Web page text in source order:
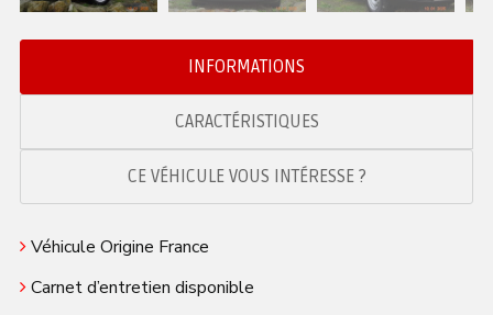
INFORMATIONS
CARACTÉRISTIQUES
CE VÉHICULE VOUS INTÉRESSE ?
Véhicule Origine France
Carnet d’entretien disponible